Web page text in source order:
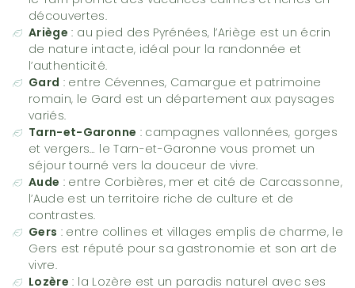
découvertes.
Ariège : au pied des Pyrénées, l’Ariège est un écrin
de nature intacte, idéal pour la randonnée et
l’authenticité.
Gard : entre Cévennes, Camargue et patrimoine
romain, le Gard est un département aux paysages
variés.
Tarn-et-Garonne : campagnes vallonnées, gorges
et vergers… le Tarn-et-Garonne vous promet un
séjour tourné vers la douceur de vivre.
Aude : entre Corbières, mer et cité de Carcassonne,
l’Aude est un territoire riche de culture et de
contrastes.
Gers : entre collines et villages emplis de charme, le
Gers est réputé pour sa gastronomie et son art de
vivre.
Lozère : la Lozère est un paradis naturel avec ses